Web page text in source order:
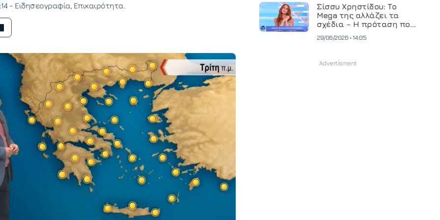
- Ειδησεογραφία Επικαιρότητα
και ανεβάζει τον πήχη
στην παραγωγή
οπτικοακουστικού
περιεχομένου
Σίσσυ Χρηστίδου: Το
Mega της αλλάζει τα
σχέδια – Η πρόταση που
29/06/2026 • 14:05